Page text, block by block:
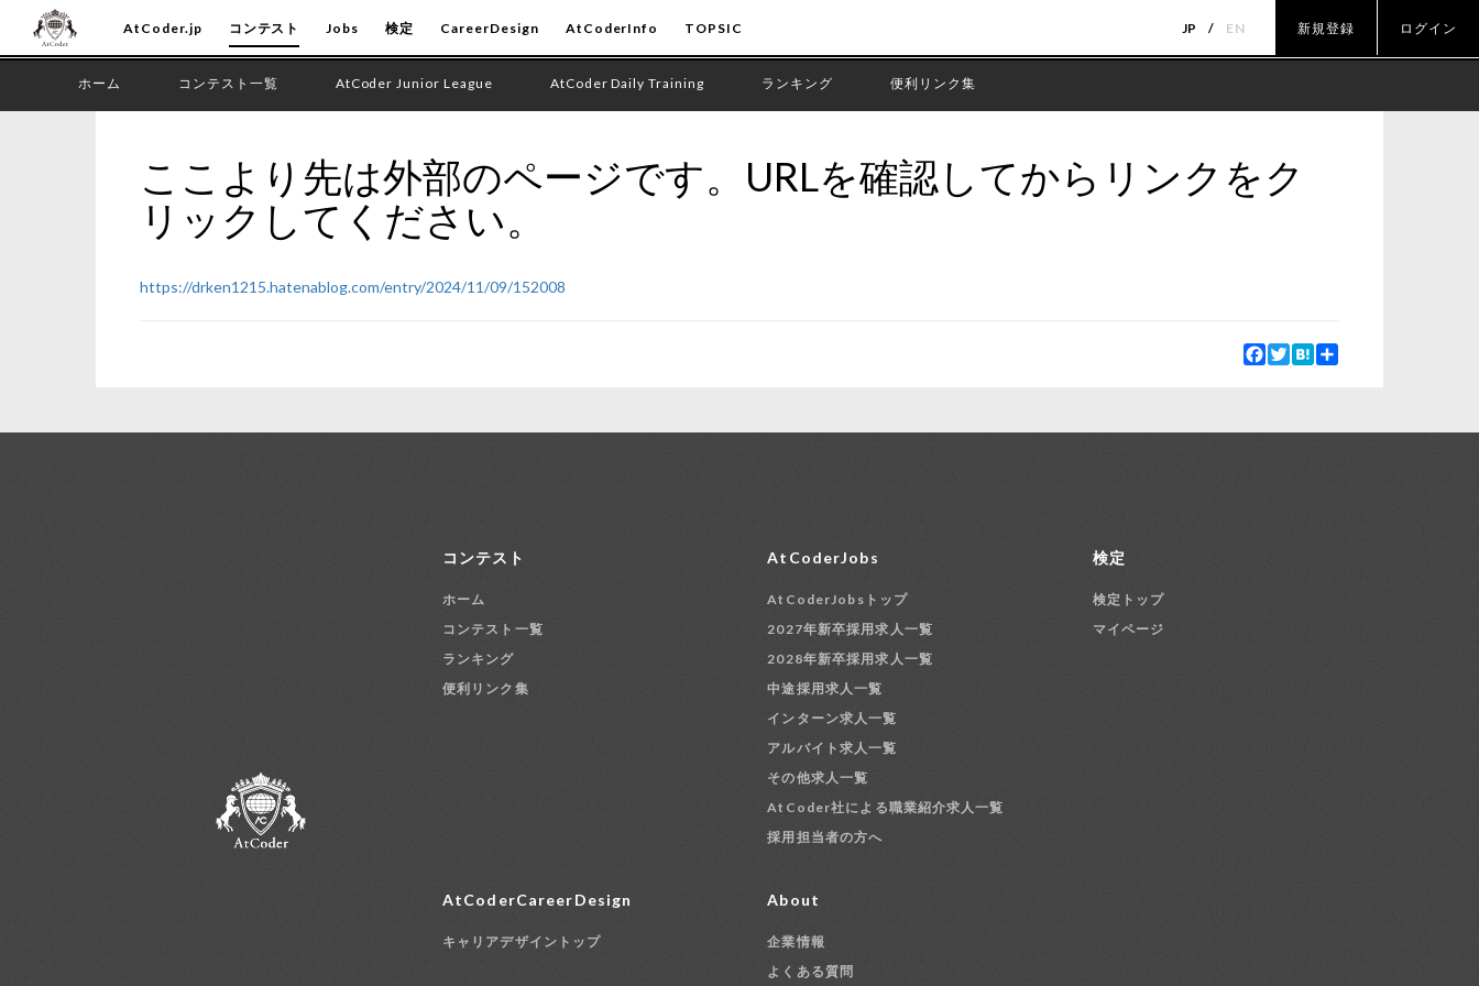
AtCoder.jp コンテスト Jobs 検定 CareerDesign AtCoderInfo TOPSIC JP EN 新規登録 ログイン
ホーム コンテスト一覧 AtCoder Junior League AtCoder Daily Training ランキング 便利リンク集
ここより先は外部のページです。URLを確認してからリンクをク
リックしてください。
https://drken1215.hatenablog.com/entry/2024/11/09/152008
Facebook
Twitter
Hatena
コンテスト
ホーム
コンテスト一覧
ランキング
便利リンク集
AtCoderJobs
AtCoderJobsトップ
2027年新卒採用求人一覧
2028年新卒採用求人一覧
中途採用求人一覧
インターン求人一覧
アルバイト求人一覧
その他求人一覧
AtCoder社による職業紹介求人一覧
採用担当者の方へ
検定
検定トップ
マイページ
AtCoderCareerDesign
キャリアデザイントップ
About
企業情報
よくある質問